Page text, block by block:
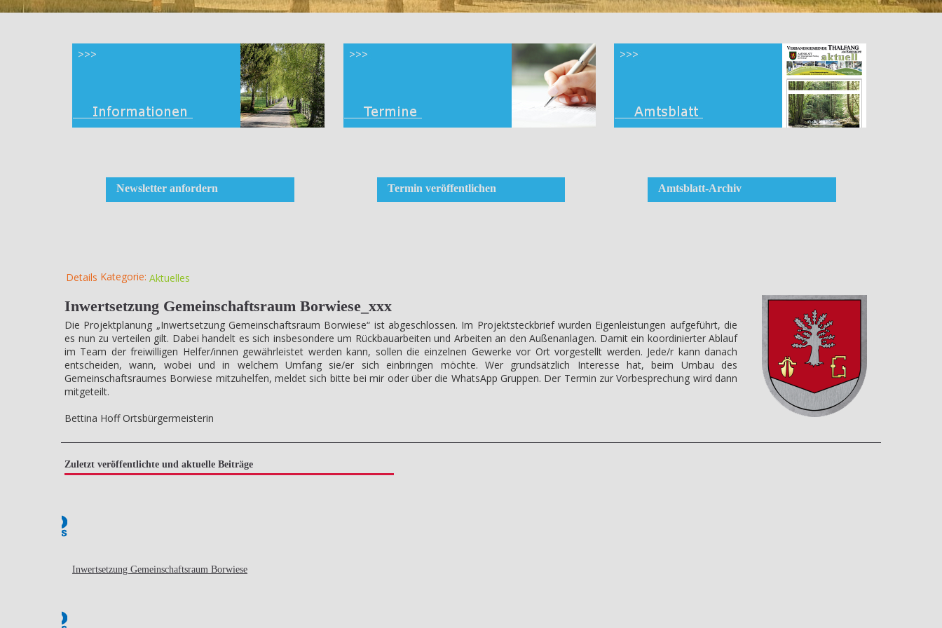
Newsletter anfordern Termin veröffentlichen Amtsblatt-Archiv
Details Kategorie: Aktuelles
Inwertsetzung Gemeinschaftsraum Borwiese_xxx
Die Projektplanung „Inwertsetzung Gemeinschaftsraum Borwiese“ ist abgeschlossen. Im Projektsteckbrief wurden Eigenleistungen aufgeführt, die
es nun zu verteilen gilt. Dabei handelt es sich insbesondere um Rückbauarbeiten und Arbeiten an den Außenanlagen. Damit ein koordinierter Ablauf
im Team der freiwilligen Helfer/innen gewährleistet werden kann, sollen die einzelnen Gewerke vor Ort vorgestellt werden. Jede/r kann danach
entscheiden, wann, wobei und in welchem Umfang sie/er sich einbringen möchte. Wer grundsätzlich Interesse hat, beim Umbau des
Gemeinschaftsraumes Borwiese mitzuhelfen, meldet sich bitte bei mir oder über die WhatsApp Gruppen. Der Termin zur Vorbesprechung wird dann
mitgeteilt.
Bettina Hoff Ortsbürgermeisterin
Zuletzt veröffentlichte und aktuelle Beiträge
Inwertsetzung Gemeinschaftsraum Borwiese